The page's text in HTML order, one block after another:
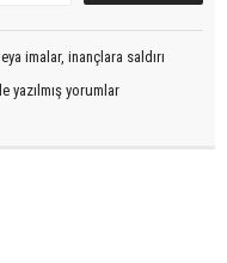
imalar, inançlara saldırı
yazılmış yorumlar